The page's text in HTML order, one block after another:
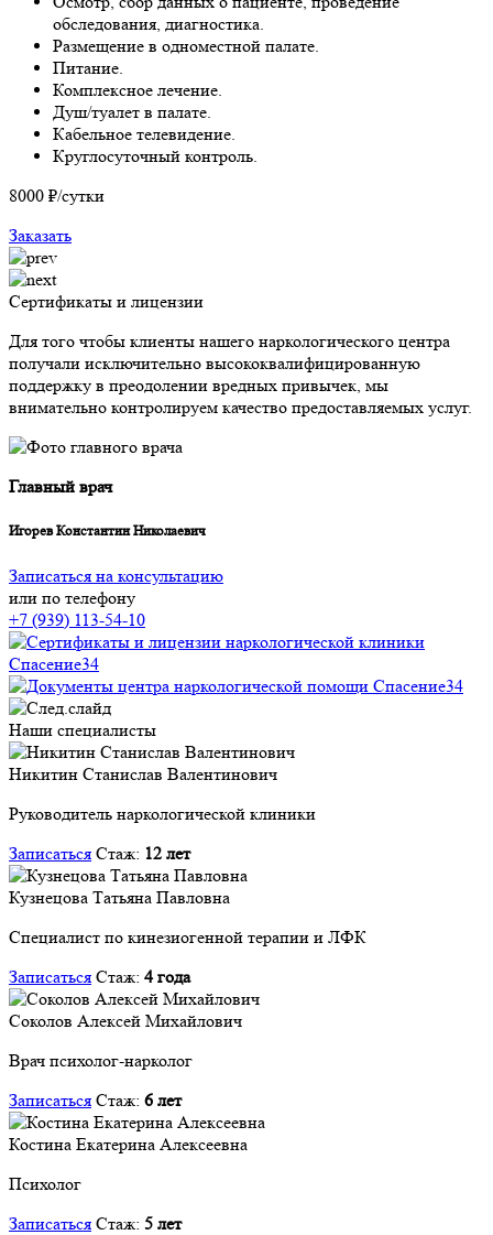
обследования, диагностика.
Размещение в одноместной палате.
Питание.
Комплексное лечение.
Душ/туалет в палате.
Кабельное телевидение.
Круглосуточный контроль.
8000 ₽/сутки
Заказать
Сертификаты и лицензии
Для того чтобы клиенты нашего наркологического центра
получали исключительно высококвалифицированную
поддержку в преодолении вредных привычек, мы
внимательно контролируем качество предоставляемых услуг.
Главный врач
Игорев Константин Николаевич
Записаться на консультацию
или по телефону
+7 (939) 113-54-10
Наши специалисты
Никитин Станислав Валентинович
Руководитель наркологической клиники
Записаться Стаж: 12 лет
Кузнецова Татьяна Павловна
Специалист по кинезиогенной терапии и ЛФК
Записаться Стаж: 4 года
Соколов Алексей Михайлович
Врач психолог-нарколог
Записаться Стаж: 6 лет
Костина Екатерина Алексеевна
Психолог
Записаться Стаж: 5 лет